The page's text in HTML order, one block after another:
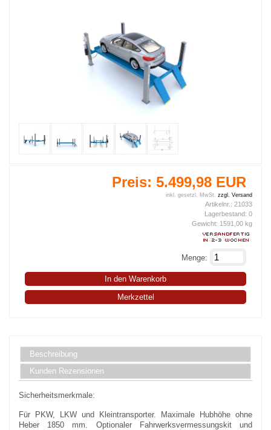
Preis: 5.499,98 EUR
inkl. gesetzl. MwSt. zzgl. Versand
Artikelnr.: 21033
Lagerbestand: 0
Gewicht: 1591,00 kg
Menge:
In den Warenkorb
Merkzettel
Beschreibung
Kunden Rezensionen
Sicherheitsmerkmale:
Für PKW, LKW und Kleintransporter. Maximale Hubhöhe ohne
Heber 1850 mm. Optionaler Fahrwerksvermessungskit und